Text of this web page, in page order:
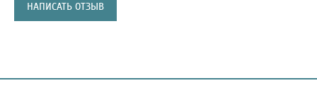
НАПИСАТЬ ОТЗЫВ